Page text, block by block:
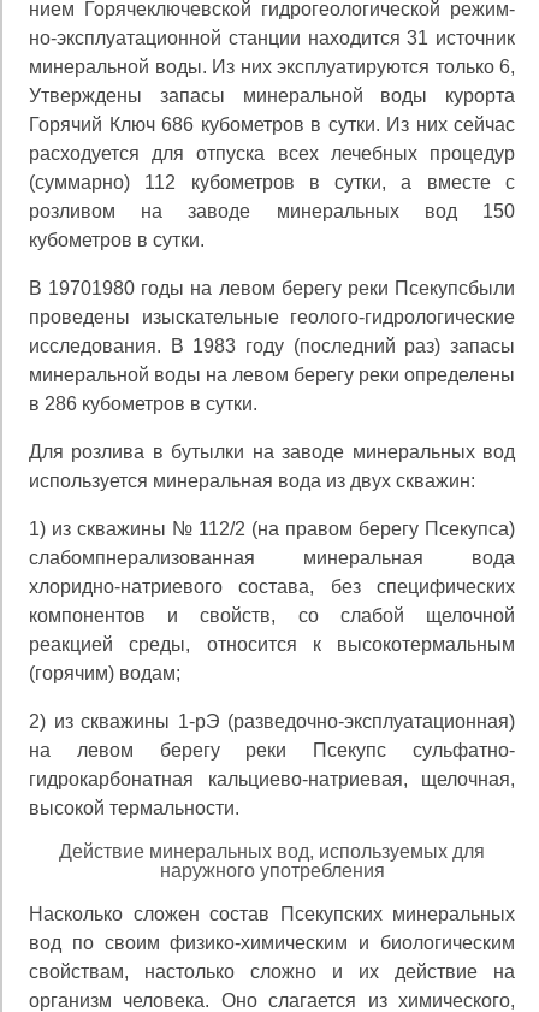
нием Горячеключевской гидрогеологической режим-
но-эксплуатационной станции находится 31 источник
минеральной воды. Из них эксплуатируются только 6,
Утверждены запасы минеральной воды курорта
Горя­чий Ключ 686 кубометров в сутки. Из них сейчас
рас­ходуется для отпуска всех лечебных процедур
(суммар­но) 112 кубометров в сутки, а вместе с
розливом на заводе минеральных вод 150
кубометров в сутки.
В 19701980 годы на левом берегу реки Псекупсбыли
проведены изыскательные геолого-гидрологические
ис­следования. В 1983 году (последний раз) запасы
минераль­ной воды на левом берегу реки определены
в 286 кубо­метров в сутки.
Для розлива в бутылки на заводе минеральных вод
используется минеральная вода из двух скважин:
1) из скважины № 112/2 (на правом берегу Псекупса)
слабомпнерализованная минеральная вода
хлоридно-натриевого состава, без специфических
компонентов и свойств, со слабой щелочной
реакцией среды, относится к высокотермальным
(горячим) водам;
2) из скважины 1-рЭ (разведочно-эксплуатационная)
на левом берегу реки Псекупс сульфатно-
гидрокарбонатная кальциево-натриевая, щелочная,
высокой термальности.
Действие минеральных вод, используемых для
наружного употребления
Насколько сложен состав Псекупских минеральных
вод по своим физико-химическим и биологическим
свой­ствам, настолько сложно и их действие на
организм че­ловека. Оно слагается из химического,